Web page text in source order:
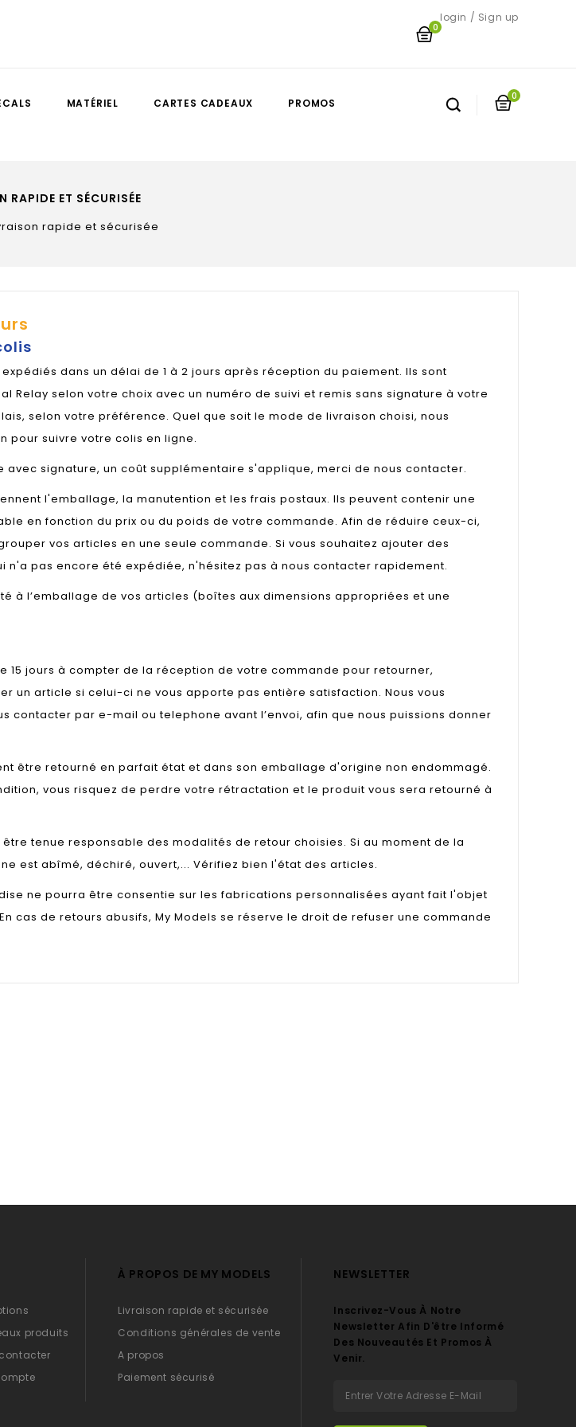
login / Sign up
0
0
MATÉRIEL CARTES CADEAUX PROMOS
RAPIDE ET SÉCURISÉE
rapide et sécurisée
dans un délai de 1 à 2 jours après réception du paiement. Ils sont
Relay selon votre choix avec un numéro de suivi et remis sans signature à votre
selon votre préférence. Quel que soit le mode de livraison choisi, nous
pour suivre votre colis en ligne.
avec signature, un coût supplémentaire s'applique, merci de nous contacter.
l'emballage, la manutention et les frais postaux. Ils peuvent contenir une
en fonction du prix ou du poids de votre commande. Afin de réduire ceux-ci,
vos articles en une seule commande. Si vous souhaitez ajouter des
n'a pas encore été expédiée, n'hésitez pas à nous contacter rapidement.
à l’emballage de vos articles (boîtes aux dimensions appropriées et une
15 jours à compter de la réception de votre commande pour retourner,
un article si celui-ci ne vous apporte pas entière satisfaction. Nous vous
contacter par e-mail ou telephone avant l’envoi, afin que nous puissions donner
être retourné en parfait état et dans son emballage d'origine non endommagé.
vous risquez de perdre votre rétractation et le produit vous sera retourné à
tenue responsable des modalités de retour choisies. Si au moment de la
est abîmé, déchiré, ouvert,... Vérifiez bien l'état des articles.
ne pourra être consentie sur les fabrications personnalisées ayant fait l'objet
cas de retours abusifs, My Models se réserve le droit de refuser une commande
produits
À PROPOS DE MY MODELS
Livraison rapide et sécurisée
Conditions générales de vente
A propos
Paiement sécurisé
NEWSLETTER
Inscrivez-Vous À Notre
Newsletter Afin D'être Informé
Des Nouveautés Et Promos À
Venir.